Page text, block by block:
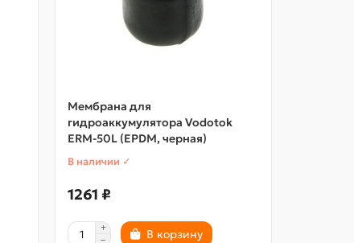
Мембрана для
гидроаккумулятора Vodotok
ERM-50L (EPDM, черная)
В наличии ✓
1261 ₽
В корзину